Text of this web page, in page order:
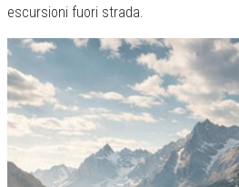
escursioni fuori strada.